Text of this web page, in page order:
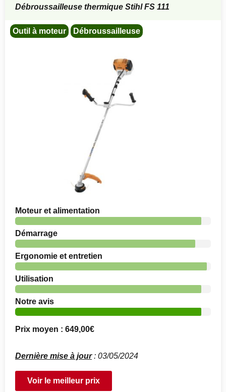
Débroussailleuse thermique Stihl FS 111
Outil à moteur Débroussailleuse
Moteur et alimentation
Démarrage
Ergonomie et entretien
Utilisation
Notre avis
Prix moyen : 649,00€
Dernière mise à jour: 03/05/2024
Voir le meilleur prix